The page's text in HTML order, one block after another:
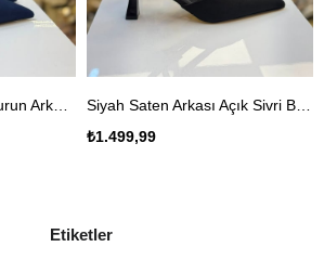
₺1.499,99
Etiketler